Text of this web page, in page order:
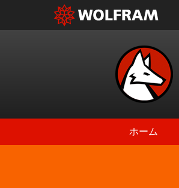
ホーム